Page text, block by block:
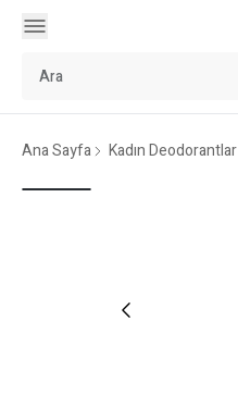
Ana Sayfa Kadın Deodorantlar